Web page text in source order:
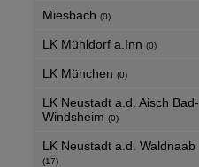
Miesbach (0)
LK Mühldorf a.Inn (0)
LK München (0)
LK Neustadt a.d. Aisch Bad-
Windsheim (0)
LK Neustadt a.d. Waldnaab
(17)